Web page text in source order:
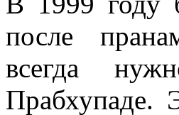
после
всегда
Прабхупаде.